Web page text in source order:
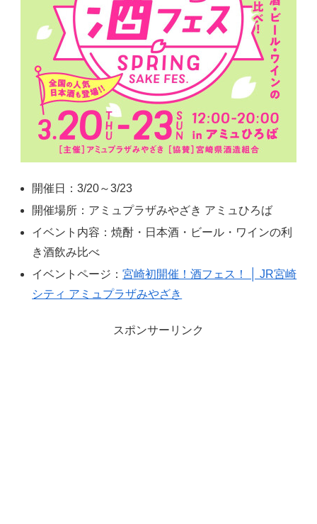
開催日：3/20～3/23
開催場所：アミュプラザみやざき アミュひろば
イベント内容：焼酎・日本酒・ビール・ワインの利
き酒飲み比べ
イベントページ：宮崎初開催！酒フェス！ │ JR宮崎
シティ アミュプラザみやざき
スポンサーリンク